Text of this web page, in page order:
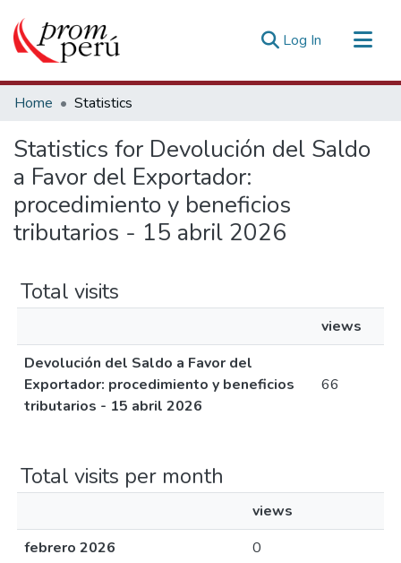
Log In (current)
Communities & Collections
Estadísticas Externas
Home Statistics
Statistics for Devolución del Saldo
a Favor del Exportador:
procedimiento y beneficios
tributarios - 15 abril 2026
Total visits
views
Devolución del Saldo a Favor del
Exportador: procedimiento y beneficios
tributarios - 15 abril 2026
66
Total visits per month
views
febrero 2026
0